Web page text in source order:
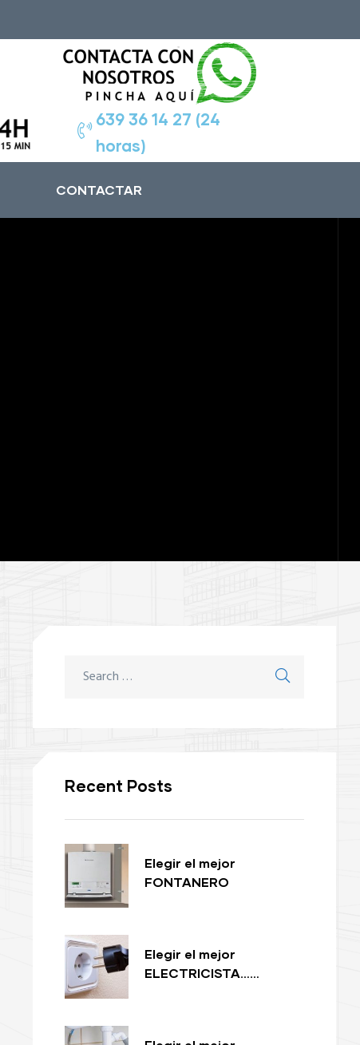
639 36 14 27 (24
horas)
CONTACTAR
Recent Posts
Elegir el mejor
FONTANERO
Elegir el mejor
ELECTRICISTA……